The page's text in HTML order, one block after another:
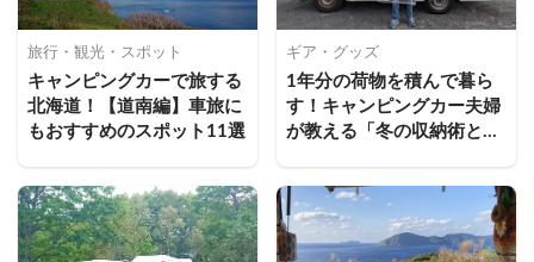
旅行・観光・スポット
キャンピングカーで旅する
北海道！【道南編】車旅に
もおすすめのスポット11選
ギア・グッズ
1年分の荷物を積んで暮ら
す！キャンピングカー夫婦
が教える「冬の収納術と雪